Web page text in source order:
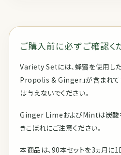
ご購入前に必ずご確認く
Variety Setには、蜂蜜を使用し
Propolis & Ginger」が含まれて
は与えないでください。
Ginger LimeおよびMintは炭酸
きこぼれにご注意ください。
本商品は、90本セットを3ヵ月に